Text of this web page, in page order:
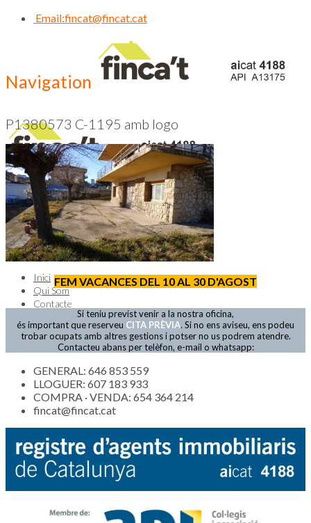
Email:fincat@fincat.cat
Navigation
CALL US NOW
93 830 14 35
Inici
Qui Som
Contacte
P1380573 C-1195 amb logo
FEM VACANCES DEL 10 AL 30 D'AGOST
Si teniu previst venir a la nostra oficina,
és important que reserveu CITA PRÈVIA. Si no ens aviseu, ens podeu
trobar ocupats amb altres gestions i potser no us podrem atendre.
Contacteu abans per telèfon, e-mail o whatsapp:
GENERAL: 646 853 559
LLOGUER: 607 183 933
COMPRA · VENDA: 654 364 214
fincat@fincat.cat